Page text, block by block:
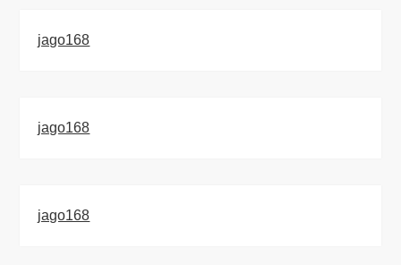
jago168
jago168
jago168